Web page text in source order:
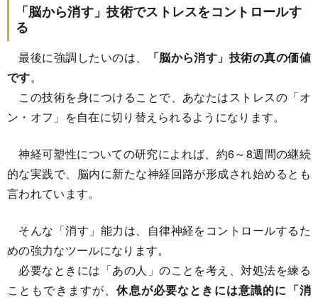
「脳から消す」技術でストレスをコントロールす
る
最後に強調したいのは、
「脳から消す」技術の真の価値
です。
この技術を身につけることで、あなたはストレスの「オ
ン・オフ」を自在に切り替えられるようになります。
神経可塑性についての研究によれば、約6～8週間の継続
的な実践で、脳内に新たな神経回路が形成され始めるとも
言われています。
そんな「消す」能力は、自律神経をコントロールするた
めの強力なツールになります。
必要なときには「あの人」のことを考え、対処法を練る
こともできますが、休息が必要なときには意識的に「消